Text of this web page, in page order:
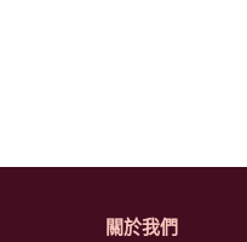
關於我們